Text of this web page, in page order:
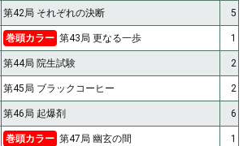
第42局 それぞれの決断 5
巻頭カラー 第43局 更なる一歩 1
第44局 院生試験 2
第45局 ブラックコーヒー 2
第46局 起爆剤 6
巻頭カラー 第47局 幽玄の間 1